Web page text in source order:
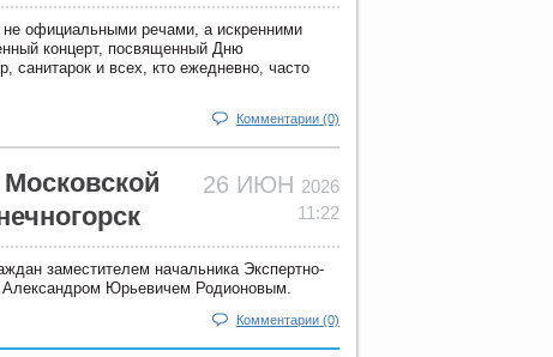
официальными речами, а искренними
концерт, посвященный Дню
санитарок и всех, кто ежедневно, часто
Комментарии (0)
26 ИЮН 2026
11:22
заместителем начальника Экспертно-
Александром Юрьевичем Родионовым.
Комментарии (0)